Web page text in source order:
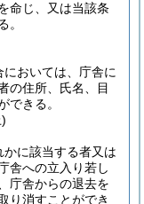
命じ、又は当該条
。
おいては、庁舎に
の住所、氏名、目
できる。
かに該当する者又は
舎への立入り若し
庁舎からの退去を
り消すことができ